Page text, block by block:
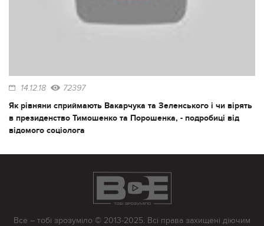
14.12.18 72397
Як рівняни сприймають Вакарчука та Зеленського і чи вірять
в президенство Тимошенко та Порошенка, - подробиці від
відомого соціолога
Все – тобі зрозуміло © 2013-2025. Всі права захищені діючим